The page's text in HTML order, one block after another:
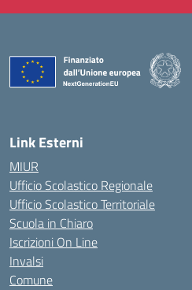
Link Esterni
MIUR
Ufficio Scolastico Regionale
Ufficio Scolastico Territoriale
Scuola in Chiaro
Iscrizioni On Line
Invalsi
Comune